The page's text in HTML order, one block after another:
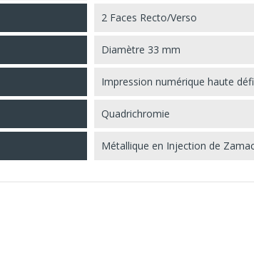
2 Faces Recto/Verso
Diamètre 33 mm
Impression numérique haute
Quadrichromie
Métallique en Injection de